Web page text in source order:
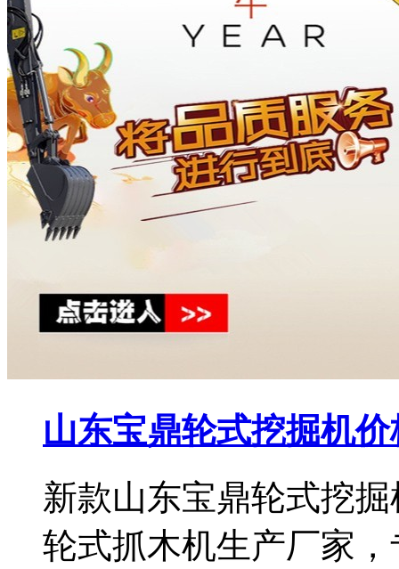
山东宝鼎轮式挖掘机
新款山东宝鼎轮式挖
轮式抓木机生产厂家